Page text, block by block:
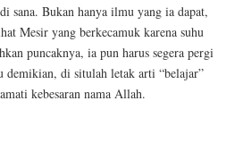
sana. Bukan hanya ilmu yang ia dapat,
Mesir yang berkecamuk karena suhu
puncaknya, ia pun harus segera pergi
demikian, di situlah letak arti “belajar”
kebesaran nama Allah.